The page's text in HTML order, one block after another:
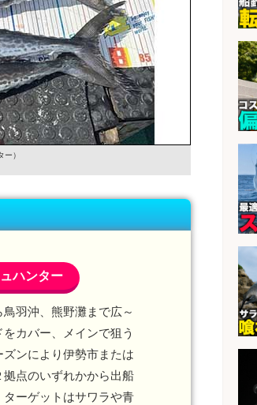
）
ハンター
羽沖、熊野灘まで広～
をカバー、メインで狙う
ンにより伊勢市または
拠点のいずれかから出船
ターゲットはサワラや青